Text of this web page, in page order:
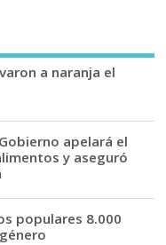
a naranja el
apelará el
y aseguró
populares 8.000